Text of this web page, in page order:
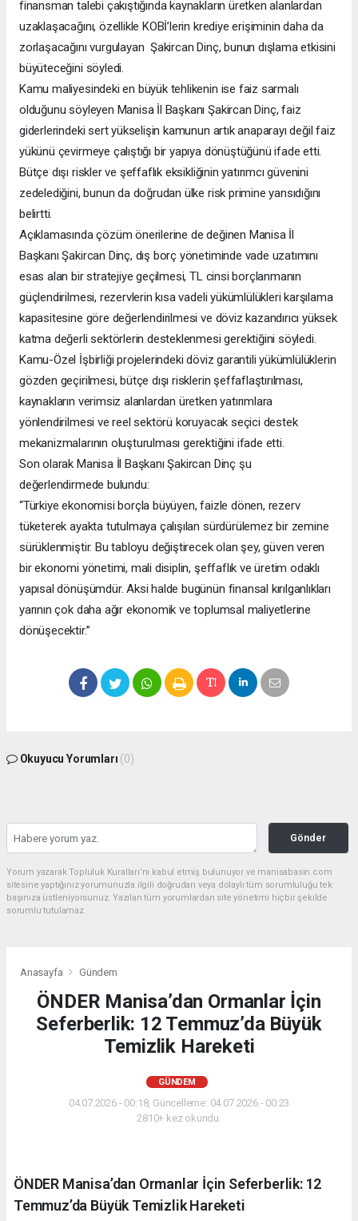
finansman talebi çakıştığında kaynakların üretken alanlardan
uzaklaşacağını, özellikle KOBİ’lerin krediye erişiminin daha da
zorlaşacağını vurgulayan Şakircan Dinç, bunun dışlama etkisini
büyüteceğini söyledi.
Kamu maliyesindeki en büyük tehlikenin ise faiz sarmalı
olduğunu söyleyen Manisa İl Başkanı Şakircan Dinç, faiz
giderlerindeki sert yükselişin kamunun artık anaparayı değil faiz
yükünü çevirmeye çalıştığı bir yapıya dönüştüğünü ifade etti.
Bütçe dışı riskler ve şeffaflık eksikliğinin yatırımcı güvenini
zedelediğini, bunun da doğrudan ülke risk primine yansıdığını
belirtti.
Açıklamasında çözüm önerilerine de değinen Manisa İl
Başkanı Şakircan Dinç, dış borç yönetiminde vade uzatımını
esas alan bir stratejiye geçilmesi, TL cinsi borçlanmanın
güçlendirilmesi, rezervlerin kısa vadeli yükümlülükleri karşılama
kapasitesine göre değerlendirilmesi ve döviz kazandırıcı yüksek
katma değerli sektörlerin desteklenmesi gerektiğini söyledi.
Kamu-Özel İşbirliği projelerindeki döviz garantili yükümlülüklerin
gözden geçirilmesi, bütçe dışı risklerin şeffaflaştırılması,
kaynakların verimsiz alanlardan üretken yatırımlara
yönlendirilmesi ve reel sektörü koruyacak seçici destek
mekanizmalarının oluşturulması gerektiğini ifade etti.
Son olarak Manisa İl Başkanı Şakircan Dinç şu
değerlendirmede bulundu:
“Türkiye ekonomisi borçla büyüyen, faizle dönen, rezerv
tüketerek ayakta tutulmaya çalışılan sürdürülemez bir zemine
sürüklenmiştir. Bu tabloyu değiştirecek olan şey, güven veren
bir ekonomi yönetimi, mali disiplin, şeffaflık ve üretim odaklı
yapısal dönüşümdür. Aksi halde bugünün finansal kırılganlıkları
yarının çok daha ağır ekonomik ve toplumsal maliyetlerine
dönüşecektir.”
Okuyucu Yorumları (0)
Gönder
Yorum yazarak Topluluk Kuralları’nı kabul etmiş bulunuyor ve manisabasin.com
sitesine yaptığınız yorumunuzla ilgili doğrudan veya dolaylı tüm sorumluluğu tek
başınıza üstleniyorsunuz. Yazılan tüm yorumlardan site yönetimi hiçbir şekilde
sorumlu tutulamaz.
Anasayfa Gündem
ÖNDER Manisa’dan Ormanlar İçin
Seferberlik: 12 Temmuz’da Büyük
Temizlik Hareketi
GÜNDEM
04.07.2026 - 00:18, Güncelleme: 04.07.2026 - 00:23
2810+ kez okundu.
ÖNDER Manisa’dan Ormanlar İçin Seferberlik: 12
Temmuz’da Büyük Temizlik Hareketi